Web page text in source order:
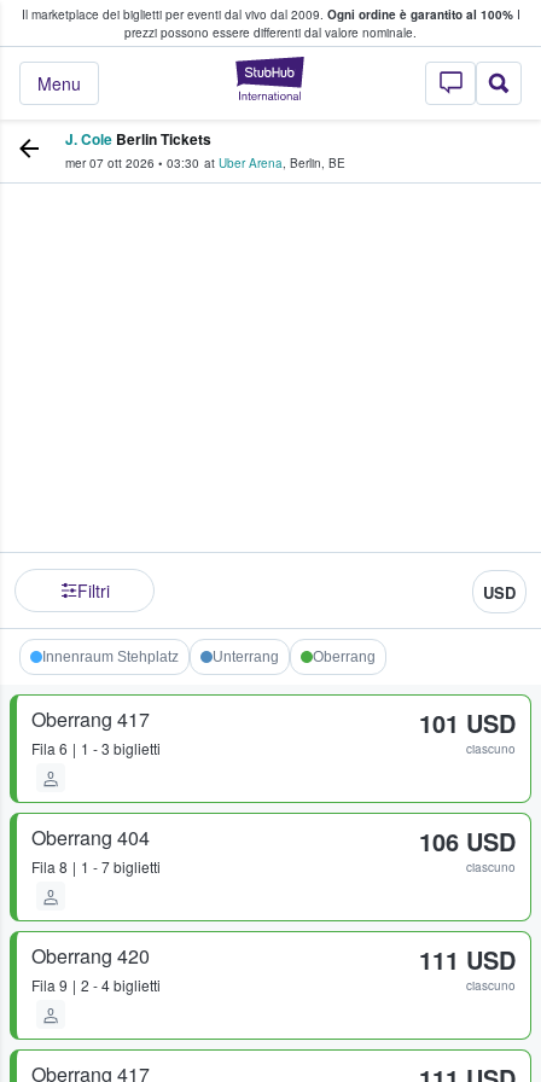
Il marketplace dei biglietti per eventi dal vivo dal 2009. Ogni ordine è garantito al 100%I
prezzi possono essere differenti dal valore nominale.
StubHub - Dove
Menu
fan comprano e vendono biglietti
J. Cole Berlin Tickets
mer 07 ott 2026 • 03:30 at Uber Arena, Berlin, BE
Filtri USD
Innenraum Stehplatz Unterrang Oberrang
Oberrang 417
Fila 6 1 - 3 biglietti
101 USD
ciascuno
Oberrang 404
Fila 8 1 - 7 biglietti
106 USD
ciascuno
Oberrang 420
Fila 9 2 - 4 biglietti
111 USD
ciascuno
Oberrang 417